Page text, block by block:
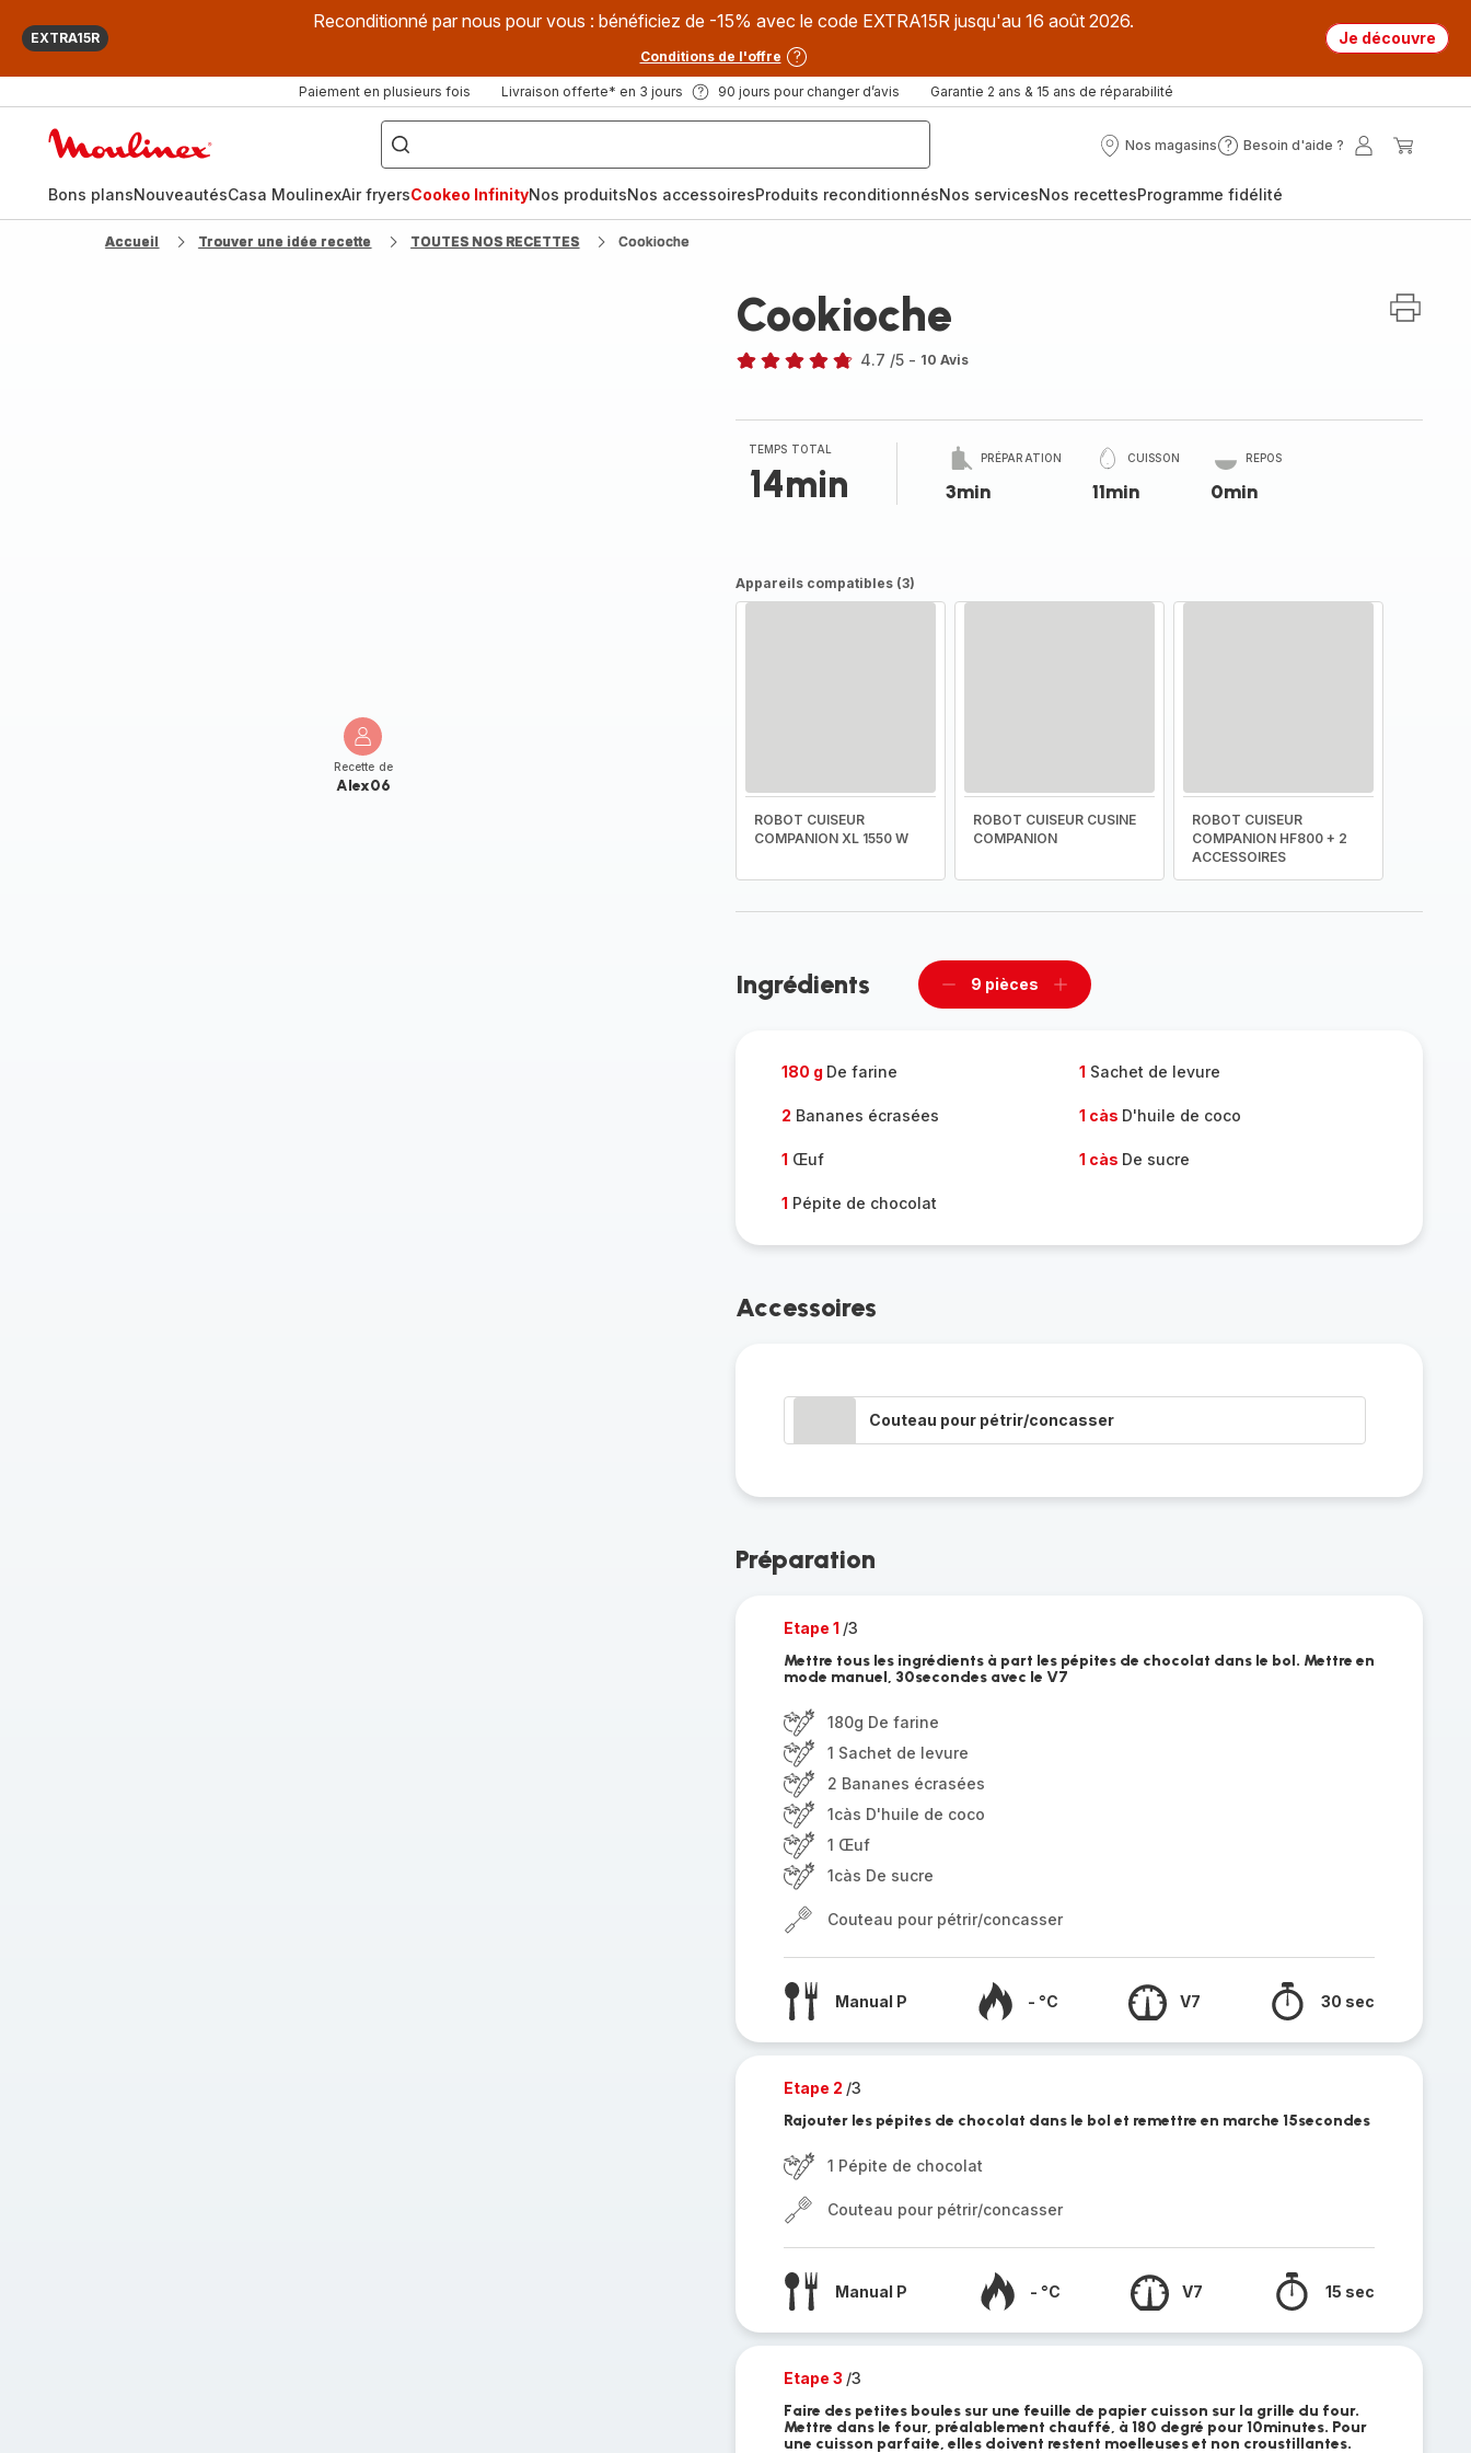
EXTRA15R
Reconditionné par nous pour vous : bénéficiez de -15% avec le code EXTRA15R jusqu'au 16 août 2026.
Conditions de l'offre
Je découvre
Paiement en plusieurs fois Livraison offerte* en 3 jours 90 jours pour changer d’avis Garantie 2 ans & 15 ans de réparabilité
["Que
recherchez-
vous
?",
fryer",
"Companion"]
Nos magasins
Nos
Besoin d'aide ?
Besoin
?
Mon
Bons plansNouveautésCasa MoulinexAir fryersCookeo InfinityNos produitsNos accessoiresProduits reconditionnésNos servicesNos recettesProgramme fidélité
Accueil Trouver une idée recette TOUTES NOS RECETTES Cookioche
Recette de
Alex06
Cookioche
4.7 /5 - 10 Avis
TEMPS TOTAL
14min
PRÉPARATION
3min
CUISSON
11min
REPOS
0min
Appareils compatibles (3)
ROBOT CUISEUR
COMPANION XL 1550 W
ROBOT CUISEUR CUSINE
COMPANION
ROBOT CUISEUR
COMPANION HF800 + 2
ACCESSOIRES
Ingrédients
Supprimer
9 pièces
Ajouter
180 g De farine 1 Sachet de levure
2 Bananes écrasées 1 càs D'huile de coco
1 Œuf 1 càs De sucre
1 Pépite de chocolat
Accessoires
Couteau pour pétrir/concasser
Préparation
Etape 1 /3
Mettre tous les ingrédients à part les pépites de chocolat dans le bol. Mettre en
mode manuel, 30secondes avec le V7
180g De farine
1 Sachet de levure
2 Bananes écrasées
1càs D'huile de coco
1 Œuf
1càs De sucre
Couteau pour pétrir/concasser
Manual P - °C V7 30 sec
Etape 2 /3
Rajouter les pépites de chocolat dans le bol et remettre en marche 15secondes
1 Pépite de chocolat
Couteau pour pétrir/concasser
Manual P - °C V7 15 sec
Etape 3 /3
Faire des petites boules sur une feuille de papier cuisson sur la grille du four.
Mettre dans le four, préalablement chauffé, à 180 degré pour 10minutes. Pour
une cuisson parfaite, elles doivent restent moelleuses et non croustillantes.